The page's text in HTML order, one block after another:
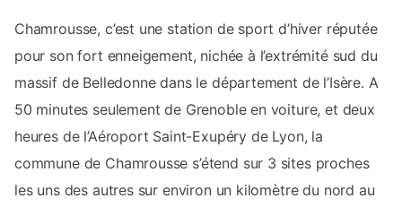
Chamrousse, c’est une station de sport d’hiver réputée
pour son fort enneigement, nichée à l’extrémité sud du
massif de Belledonne dans le département de l’Isère. A
50 minutes seulement de Grenoble en voiture, et deux
heures de l’Aéroport Saint-Exupéry de Lyon, la
commune de Chamrousse s’étend sur 3 sites proches
les uns des autres sur environ un kilomètre du nord au